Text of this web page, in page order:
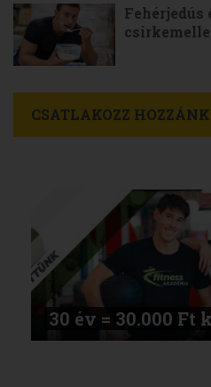
CSATLAKOZZ HOZZÁNK
30 év = 30.000 Ft